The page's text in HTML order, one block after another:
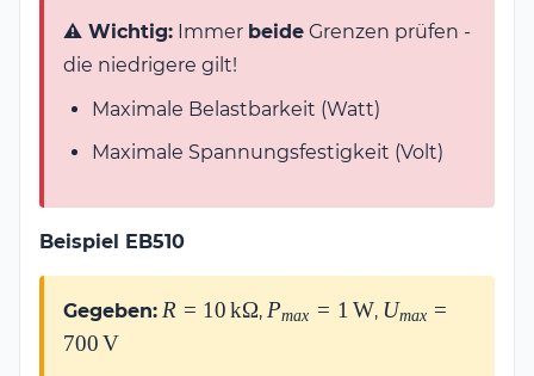
⚠️ Wichtig: Immer beide Grenzen prüfen -
die niedrigere gilt!
Maximale Belastbarkeit (Watt)
Maximale Spannungsfestigkeit (Volt)
Beispiel EB510
Gegeben: R =
R = 10kΩ,P_{max} =
Pmax = 1 W, U_{max} =
Umax =
700 V